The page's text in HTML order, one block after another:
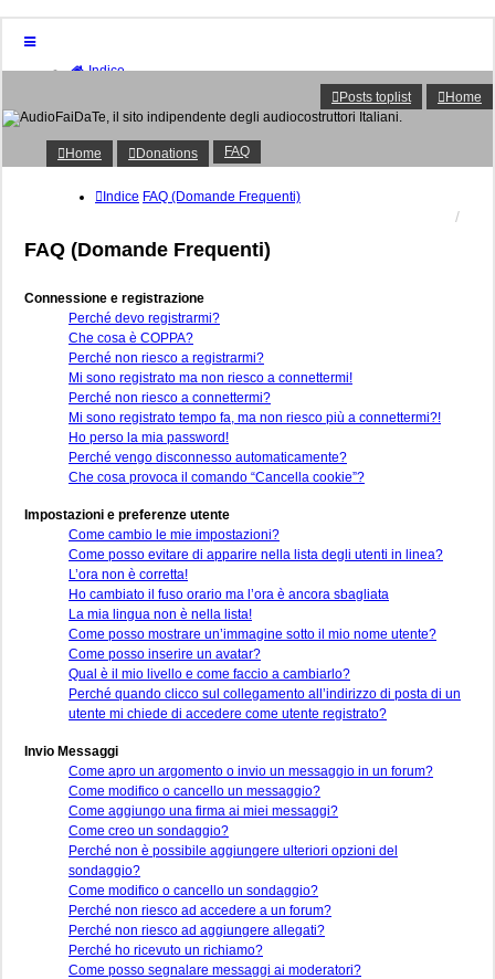
Indice
FAQ
Posts toplist
Home
Login
Posts toplist Home
Home Donations FAQ
Indice FAQ (Domande Frequenti)
FAQ (Domande Frequenti)
Connessione e registrazione
Perché devo registrarmi?
Che cosa è COPPA?
Perché non riesco a registrarmi?
Mi sono registrato ma non riesco a connettermi!
Perché non riesco a connettermi?
Mi sono registrato tempo fa, ma non riesco più a connettermi?!
Ho perso la mia password!
Perché vengo disconnesso automaticamente?
Che cosa provoca il comando “Cancella cookie”?
Impostazioni e preferenze utente
Come cambio le mie impostazioni?
Come posso evitare di apparire nella lista degli utenti in linea?
L’ora non è corretta!
Ho cambiato il fuso orario ma l’ora è ancora sbagliata
La mia lingua non è nella lista!
Come posso mostrare un’immagine sotto il mio nome utente?
Come posso inserire un avatar?
Qual è il mio livello e come faccio a cambiarlo?
Perché quando clicco sul collegamento all’indirizzo di posta di un
utente mi chiede di accedere come utente registrato?
Invio Messaggi
Come apro un argomento o invio un messaggio in un forum?
Come modifico o cancello un messaggio?
Come aggiungo una firma ai miei messaggi?
Come creo un sondaggio?
Perché non è possibile aggiungere ulteriori opzioni del
sondaggio?
Come modifico o cancello un sondaggio?
Perché non riesco ad accedere a un forum?
Perché non riesco ad aggiungere allegati?
Perché ho ricevuto un richiamo?
Come posso segnalare messaggi ai moderatori?